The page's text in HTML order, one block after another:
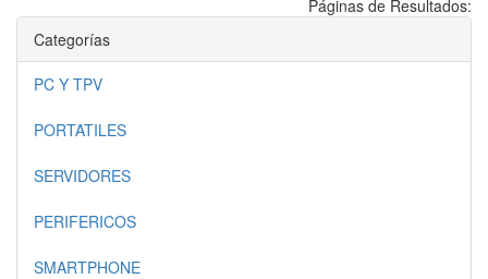
Páginas de Resultados:
Categorías
PC Y TPV
PORTATILES
SERVIDORES
PERIFERICOS
SMARTPHONE